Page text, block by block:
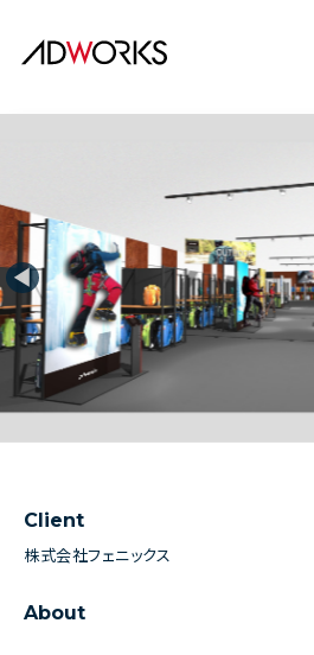
Client
株式会社フェニックス
About